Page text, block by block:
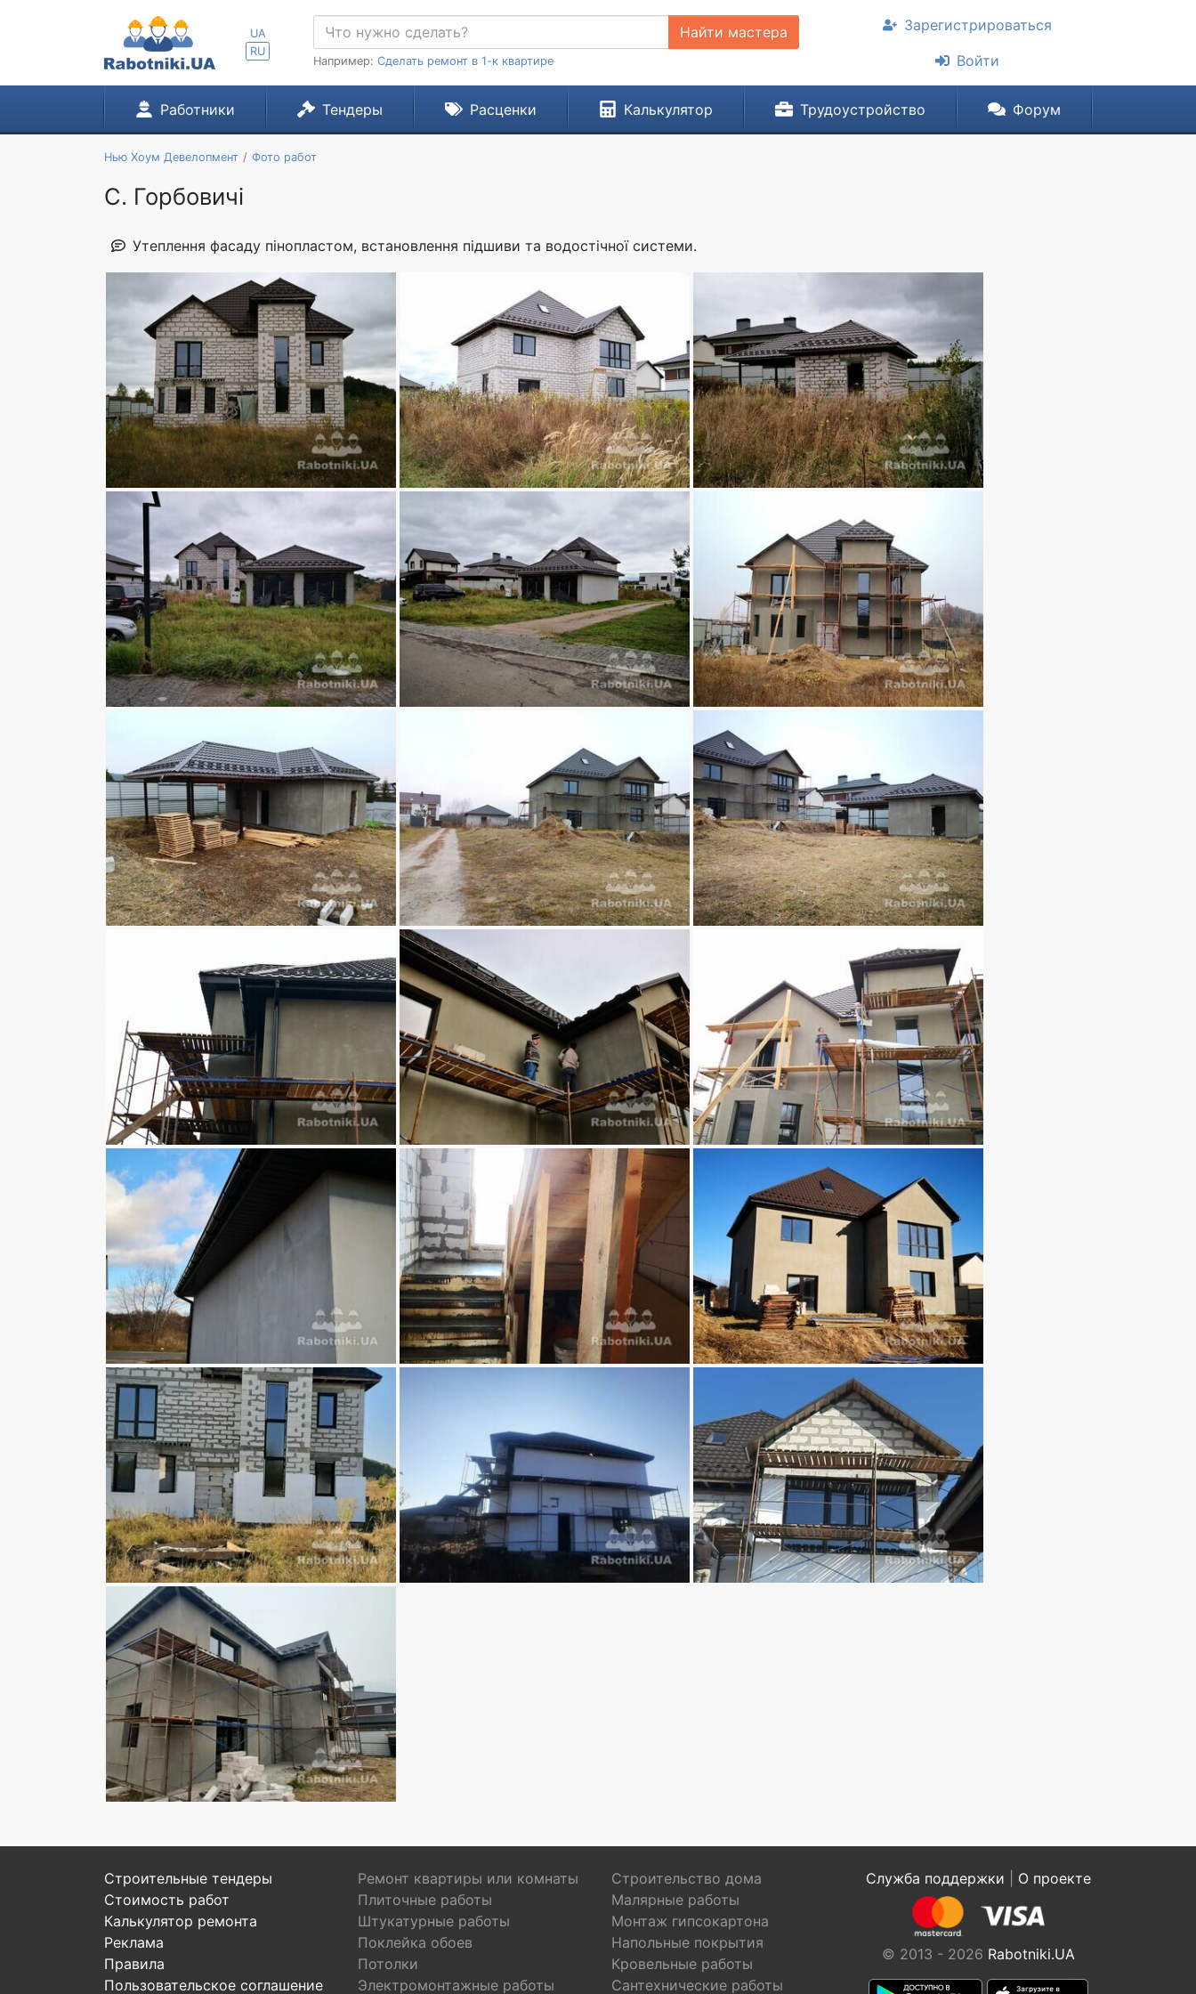
UA
RU
Найти мастера
Например: Сделать ремонт в 1-к квартире
Зарегистрироваться
Войти
Работники Тендеры Расценки Калькулятор Трудоустройство Форум
Нью Хоум Девелопмент Фото работ
С. Горбовичі
Утеплення фасаду пінопластом, встановлення підшиви та водостічної системи.
Строительные тендеры
Стоимость работ
Калькулятор ремонта
Реклама
Правила
Пользовательское соглашение
Ремонт квартиры или комнаты
Строительство дома
Плиточные работы
Малярные работы
Штукатурные работы
Монтаж гипсокартона
Поклейка обоев
Напольные покрытия
Потолки
Кровельные работы
Электромонтажные работы
Сантехнические работы
Служба поддержки О проекте
© 2013 - 2026 Rabotniki.UA